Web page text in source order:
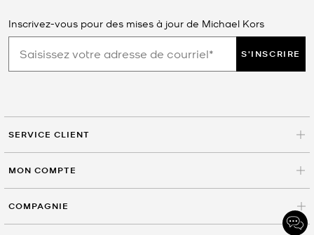
Inscrivez-vous pour des mises à jour de Michael Kors
S'INSCRIRE
SERVICE CLIENT
MON COMPTE
COMPAGNIE